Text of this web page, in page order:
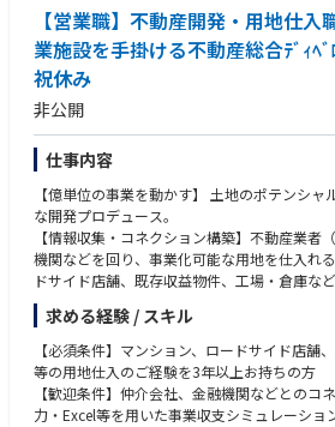
■当職種について
当職種の社員の平均年収は4,082万円です（※
年収です）
経験年数や年齢に関わらず、成果に応じて評
り、ご自身のスキルや実績に応じた報酬を得る
また当職種に業務従事する社員の平均年齢は
広い世代の社員が活躍しております。
【求める人物像】
・自ら案件を探し、情報を取りに行ける方
・物件情報を受け取るだけでなく、案件化・
る方
・不動産を「買えるか／買えないか」だけで
・社内外の関係者を巻き込み、クロージング
・収支、リスク、出口を踏まえて冷静に判断で
・アセットタイプにこだわらず、ビジネスチ
・裁量の大きい環境で、自ら成果を出すこと
【営業職】不動産開発・用地仕入
業施設を手掛ける不動産総合ﾃﾞｨﾍ
祝休み
非公開
仕事内容
【億単位の事業を動かす】 土地のポテンシ
な開発プロデュース。
【情報収集・コネクション構築】不動産業者
機関などを回り、事業化可能な用地を仕入れ
ドサイド店舗、既存収益物件、工場・倉庫な
【事業計画と出口戦略の設計開発】仕入れた
（マンション、商業施設、複合施設など）を
事業収支計画（開発コンセプト、コスト、販
企画段階から、完成後の売却を見据えた最も
る。
【デューデリジェンス（詳細調査）】法令、
求める経験 / スキル
【必須条件】マンション、ロードサイド店舗
等の用地仕入のご経験を3年以上お持ちの方
【歓迎条件】仲介会社、金融機関などとのコ
力・Excel等を用いた事業収支シミュレーショ